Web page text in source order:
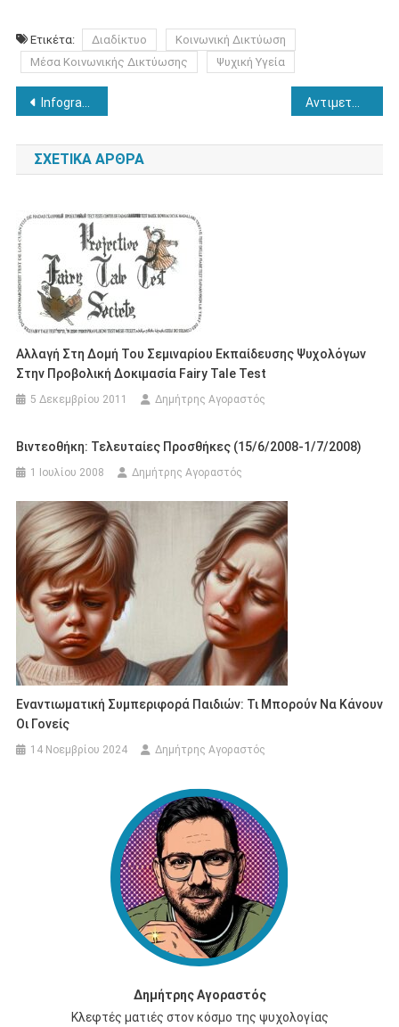
Ετικέτα: Διαδίκτυο
Κοινωνική Δικτύωση
Μέσα Κοινωνικής Δικτύωσης
Ψυχική Υγεία
Πλοήγηση
άρθρων
Infographic: Που οφείλεται η αναβλητικότητα; Αντιμετώπιση του σχολικού εκφοβισμού στα πλαίσια του σχολείου
ΣΧΕΤΙΚΆ ΆΡΘΡΑ
Αλλαγή Στη Δομή Του Σεμιναρίου Εκπαίδευσης Ψυχολόγων
Στην Προβολική Δοκιμασία Fairy Tale Test
5 Δεκεμβρίου 2011 Δημήτρης Αγοραστός
Βιντεοθήκη: Τελευταίες Προσθήκες (15/6/2008-1/7/2008)
1 Ιουλίου 2008 Δημήτρης Αγοραστός
Εναντιωματική Συμπεριφορά Παιδιών: Τι Μπορούν Να Κάνουν
Οι Γονείς
14 Νοεμβρίου 2024 Δημήτρης Αγοραστός
Δημήτρης Αγοραστός
Κλεφτές ματιές στον κόσμο της ψυχολογίας